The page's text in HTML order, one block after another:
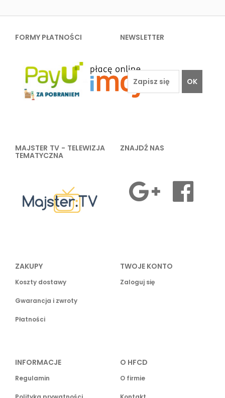
FORMY PŁATNOŚCI NEWSLETTER
OK
MAJSTER TV - TELEWIZJA
TEMATYCZNA
ZNAJDŹ NAS
ZAKUPY
Koszty dostawy
Gwarancja i zwroty
Płatności
TWOJE KONTO
Zaloguj się
INFORMACJE
Regulamin
O HFCD
O firmie